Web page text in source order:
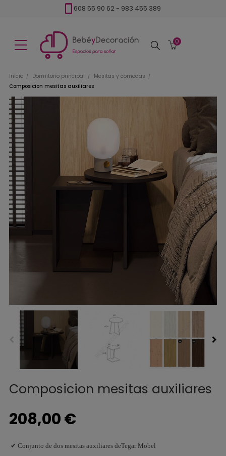
608 55 90 62 - 983 455 389
Buscar
0
Inicio Dormitorio principal
Mesitas y comodas
Composicion mesitas auxiliares
Composicion mesitas auxiliares
208,00 €
✔ Conjunto de dos mesitas auxiliares deTegar Mobel